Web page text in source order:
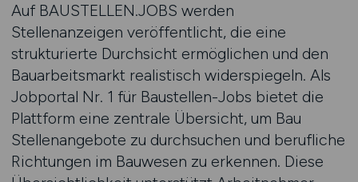
Auf BAUSTELLEN.JOBS werden
Stellenanzeigen veröffentlicht, die eine
strukturierte Durchsicht ermöglichen und den
Bauarbeitsmarkt realistisch widerspiegeln. Als
Jobportal Nr. 1 für Baustellen-Jobs bietet die
Plattform eine zentrale Übersicht, um Bau
Stellenangebote zu durchsuchen und berufliche
Richtungen im Bauwesen zu erkennen. Diese